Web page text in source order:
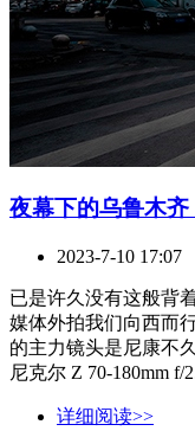
夜幕下的乌鲁木
2023-7-10 17:07
已是许久没有这般背
媒体外拍我们向西而
的主力镜头是尼康不
尼克尔 Z 70-180mm f/
详细阅读>>